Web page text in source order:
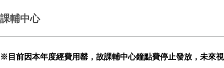
課輔中心
※目前因本年度經費用罄，故課輔中心鐘點費停止發放，未來視